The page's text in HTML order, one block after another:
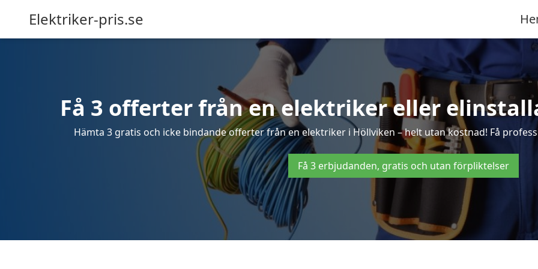
Elektriker-pris.se
Få 3 offerter från en elektriker eller
Hämta 3 gratis och icke bindande offerter från en elektriker i Höllviken – helt utan kostnad! Få
Få 3 erbjudanden, gratis och utan förpliktelser